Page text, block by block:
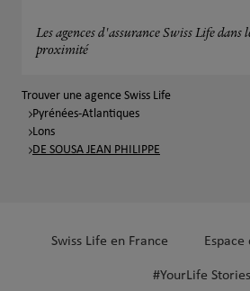
Les agences d'assurance Swiss Life dans
proximité
Trouver une agence Swiss Life
Pyrénées-Atlantiques
Lons
DE SOUSA JEAN PHILIPPE
Swiss Life en France
#YourLife Stories